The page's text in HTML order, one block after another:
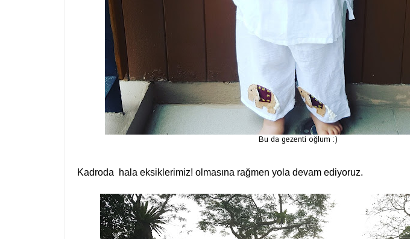
Bu da gezenti oğlum :)
Kadroda hala eksiklerimiz! olmasına rağmen yola devam ediyoruz.